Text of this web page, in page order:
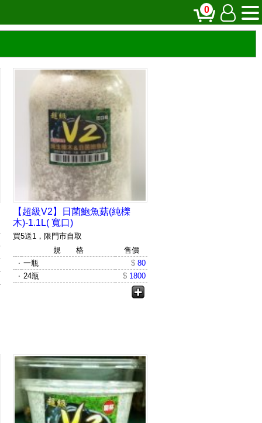
0
【超級V2】日菌鮑魚菇(純櫟
木)-1.1L( 寬口)
買5送1，限門市自取
規 格
售價
‧ 一瓶 $ 80
‧ 24瓶 $ 1800